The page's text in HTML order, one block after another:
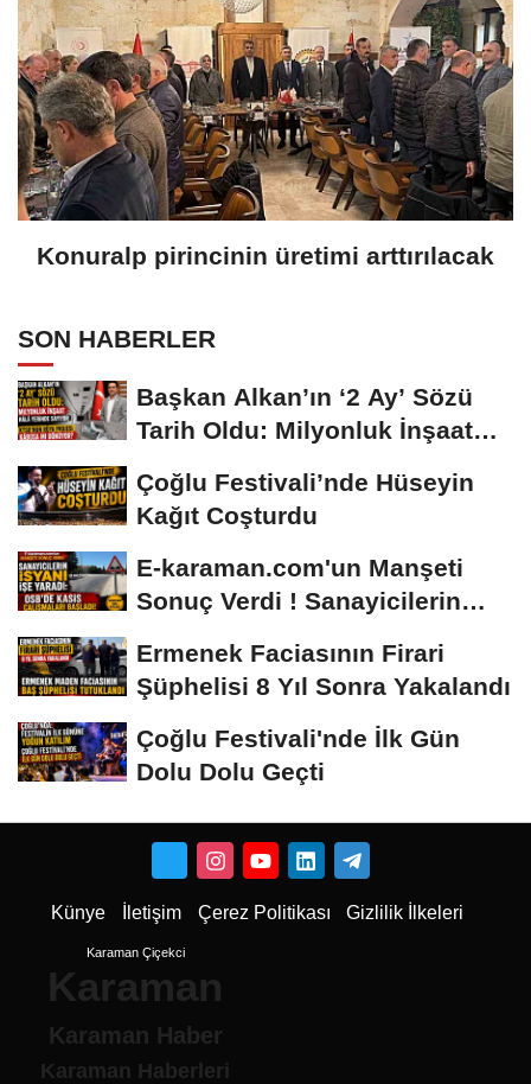
Konuralp pirincinin üretimi arttırılacak
SON HABERLER
Başkan Alkan’ın ‘2 Ay’ Sözü
Tarih Oldu: Milyonluk İnşaat
Çoğlu Festivali’nde Hüseyin
Kağıt Coşturdu
E-karaman.com'un Manşeti
Sonuç Verdi ! Sanayicilerin
Ermenek Faciasının Firari
Şüphelisi 8 Yıl Sonra Yakalandı
Çoğlu Festivali'nde İlk Gün
Dolu Dolu Geçti
Künye İletişim Çerez Politikası Gizlilik İlkeleri
Karaman Çiçekci
Karaman
Karaman Haber
Karaman Haberleri